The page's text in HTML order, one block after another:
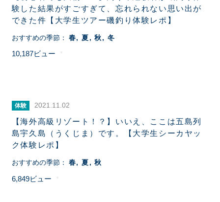
験した結果がすごすぎて、忘れられない思い出が
できた件【大学生ツアー磯釣り体験レポ】
おすすめの季節： 春 夏 秋 冬
10,187
体験 2021.11.02
【海外高級リゾート！？】いいえ、ここは五島列
島宇久島（うくじま）です。【大学生シーカヤッ
ク体験レポ】
おすすめの季節： 春 夏 秋
6,849